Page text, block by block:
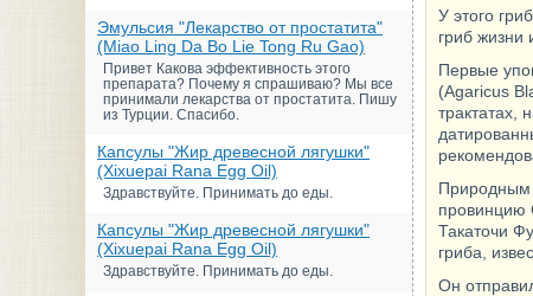
Эмульсия "Лекарство от простатита"
(Miao Ling Da Bo Lie Tong Ru Gao)
Привет Какова эффективность этого
препарата? Почему я спрашиваю? Мы все
принимали лекарства от простатита. Пишу
из Турции. Спасибо.
Капсулы "Жир древесной лягушки"
(Xixuepai Rana Egg Oil)
Здравствуйте. Принимать до еды.
Капсулы "Жир древесной лягушки"
(Xixuepai Rana Egg Oil)
Здравствуйте. Принимать до еды.
У этого
гриб жизни
Первые
(Agaricus
трактатах,
Природным
провинцию
Такаточи
гриба,
Он